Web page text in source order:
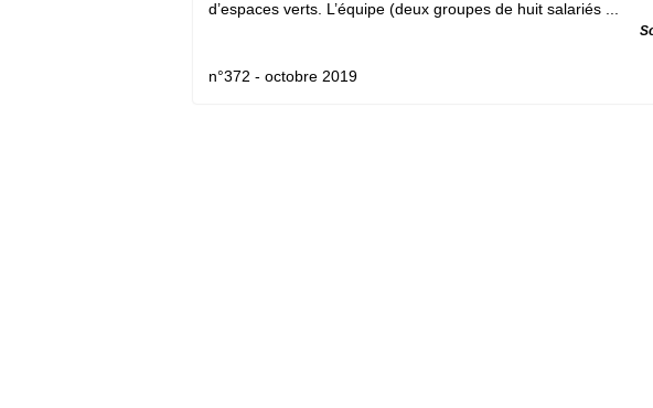
d’espaces verts. L’équipe (deux groupes de huit salariés ...
n°372 - octobre 2019